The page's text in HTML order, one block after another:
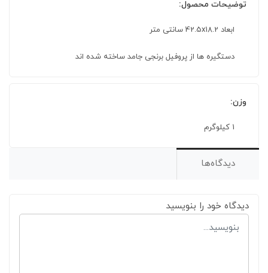
توضیحات محصول:
ابعاد 42.5x18.2 سانتی متر
دستگیره ها از پروفیل برنجی جامد ساخته شده اند
وزن:
1 کیلوگرم
دیدگاه‌ها
دیدگاه خود را بنویسید